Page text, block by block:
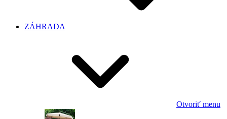
ZÁHRADA
Otvoriť menu